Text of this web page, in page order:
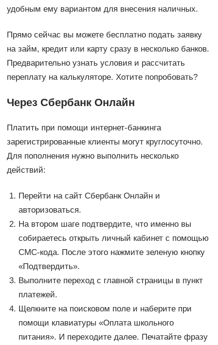
удобным ему вариантом для внесения наличных.
Прямо сейчас вы можете бесплатно подать заявку
на займ, кредит или карту сразу в несколько банков.
Предварительно узнать условия и рассчитать
переплату на калькуляторе. Хотите попробовать?
Через Сбербанк Онлайн
Платить при помощи интернет-банкинга
зарегистрированные клиенты могут круглосуточно.
Для пополнения нужно выполнить несколько
действий:
Перейти на сайт Сбербанк Онлайн и
авторизоваться.
На втором шаге подтвердите, что именно вы
собираетесь открыть личный кабинет с помощью
СМС-кода. После этого нажмите зеленую кнопку
«Подтвердить».
Выполните переход с главной страницы в пункт
платежей.
Щелкните на поисковом поле и наберите при
помощи клавиатуры «Оплата школьного
питания». И переходите далее. Печатайте фразу